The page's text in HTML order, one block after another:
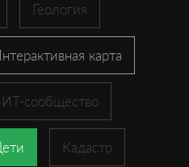
Геология
карта
ИТ-сообщество
Кадастр